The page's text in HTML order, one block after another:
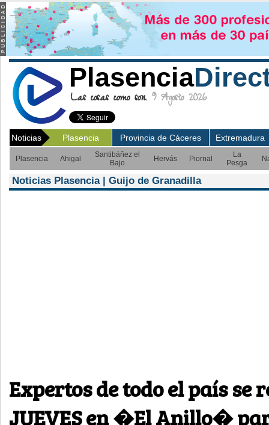
Plasencia
Las cosas como son. 9 Agosto 2026
Noticias Plasencia Provincia de Cáceres Extremadura
Plasencia Ahigal
Santibáñez el
Bajo
Hervás Piornal
La
Pesga
Noticias Plasencia | Guijo de Granadilla
Expertos de todo el país se
JUEVES en �El Anillo�